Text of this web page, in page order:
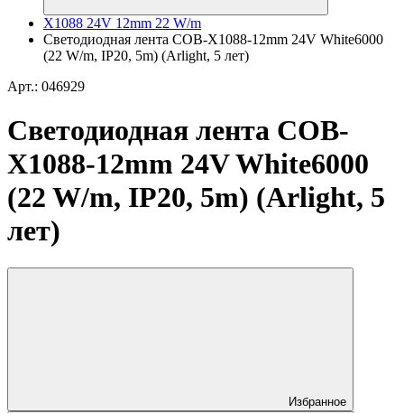
X1088 24V 12mm 22 W/m
Светодиодная лента COB-X1088-12mm 24V White6000
(22 W/m, IP20, 5m) (Arlight, 5 лет)
Арт.: 046929
Светодиодная лента COB-
X1088-12mm 24V White6000
(22 W/m, IP20, 5m) (Arlight, 5
лет)
Избранное